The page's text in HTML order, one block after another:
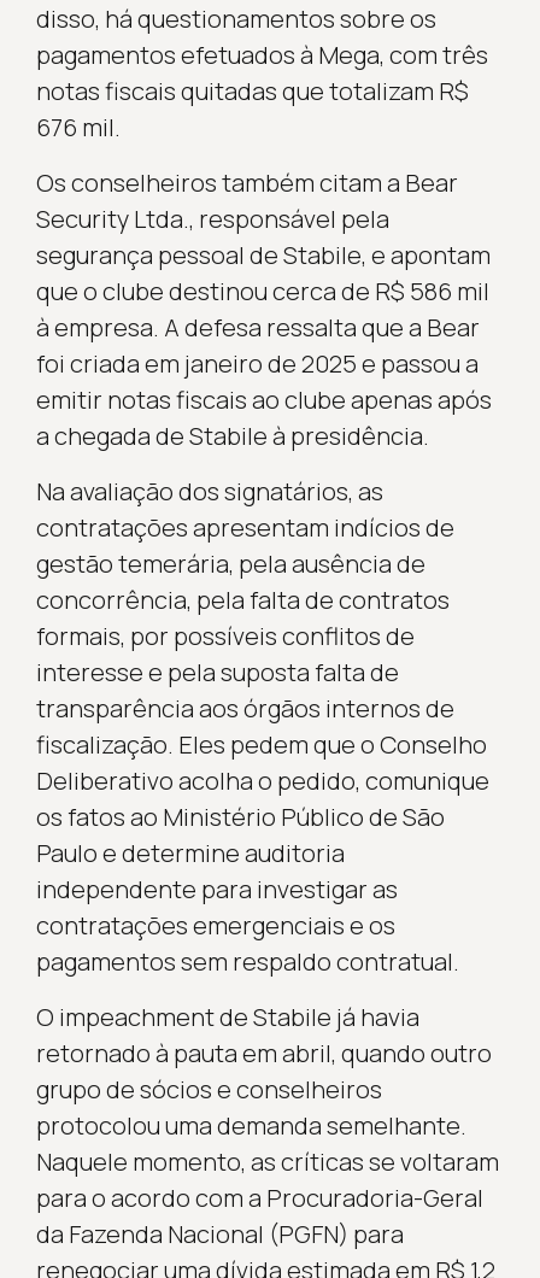
disso, há questionamentos sobre os
pagamentos efetuados à Mega, com três
notas fiscais quitadas que totalizam R$
676 mil.
Os conselheiros também citam a Bear
Security Ltda., responsável pela
segurança pessoal de Stabile, e apontam
que o clube destinou cerca de R$ 586 mil
à empresa. A defesa ressalta que a Bear
foi criada em janeiro de 2025 e passou a
emitir notas fiscais ao clube apenas após
a chegada de Stabile à presidência.
Na avaliação dos signatários, as
contratações apresentam indícios de
gestão temerária, pela ausência de
concorrência, pela falta de contratos
formais, por possíveis conflitos de
interesse e pela suposta falta de
transparência aos órgãos internos de
fiscalização. Eles pedem que o Conselho
Deliberativo acolha o pedido, comunique
os fatos ao Ministério Público de São
Paulo e determine auditoria
independente para investigar as
contratações emergenciais e os
pagamentos sem respaldo contratual.
O impeachment de Stabile já havia
retornado à pauta em abril, quando outro
grupo de sócios e conselheiros
protocolou uma demanda semelhante.
Naquele momento, as críticas se voltaram
para o acordo com a Procuradoria-Geral
da Fazenda Nacional (PGFN) para
renegociar uma dívida estimada em R$ 1,2